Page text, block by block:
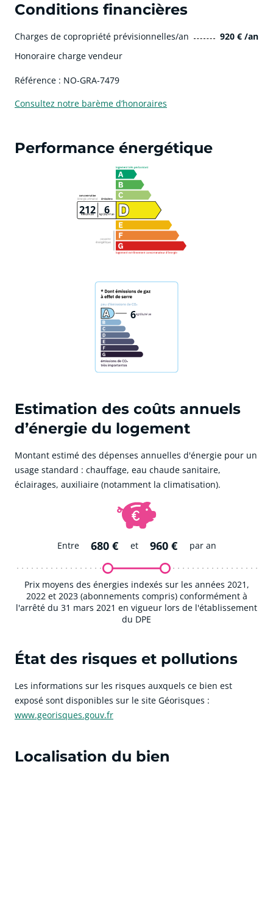
Conditions financières
Charges de copropriété prévisionnelles/an
920 € /an
Honoraire charge vendeur
Référence : NO-GRA-7479
Consultez notre barème d’honoraires
Performance énergétique
212 6
6
Estimation des coûts annuels
d’énergie du logement
Montant estimé des dépenses annuelles d'énergie pour un
usage standard : chauffage, eau chaude sanitaire,
éclairages, auxiliaire (notamment la climatisation).
Entre 680 € et 960 € par an
Prix moyens des énergies indexés sur les années 2021,
2022 et 2023 (abonnements compris) conformément à
l'arrêté du 31 mars 2021 en vigueur lors de l'établissement
du DPE
État des risques et pollutions
Les informations sur les risques auxquels ce bien est
exposé sont disponibles sur le site Géorisques :
www.georisques.gouv.fr
Localisation du bien